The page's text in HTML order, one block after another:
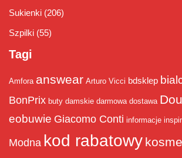
Sukienki (206)
Szpilki (55)
Tagi
Amfora answear Arturo Vicci bdsklep
BonPrix buty damskie darmowa dostawa
eobuwie Giacomo Conti informacje
Modna kod rabatowy